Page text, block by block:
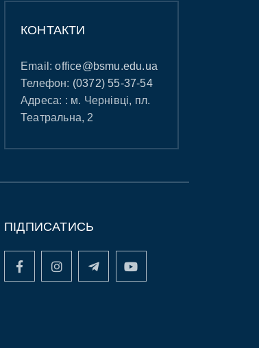
КОНТАКТИ
Email:office@bsmu.edu.ua
Телефон: (0372) 55-37-54
Адреса: : м. Чернівці, пл.
Театральна, 2
ПІДПИСАТИСЬ